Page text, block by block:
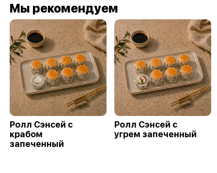
Мы рекомендуем
Ролл Сэнсей с
крабом
запеченный
Ролл Сэнсей с
угрем запеченный